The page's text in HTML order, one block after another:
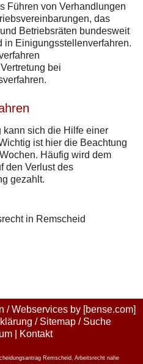
Führen von Verhandlungen
das
Betriebsräten bundesweit
in Einigungsstellenverfahren.
bei
sich die Hilfe einer
ist hier die Beachtung
Häufig wird dem
den Verlust des
gezahlt.
in Remscheid
/ Webservices by [bense.com]
/ Sitemap/ Suche
Kontakt
Remscheid Arbeitsrecht nahe